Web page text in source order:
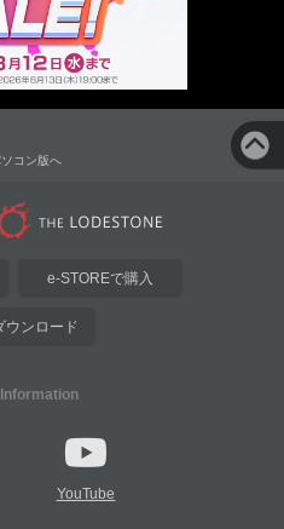
ソコン版へ
e-STOREで購入
ウンロード
YouTube